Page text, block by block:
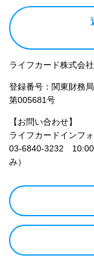
ライフカード株式会社
登録番号：関東財務
第005681号
【お問い合わせ】
ライフカードインフ
03-6840-3232 10:00
み）